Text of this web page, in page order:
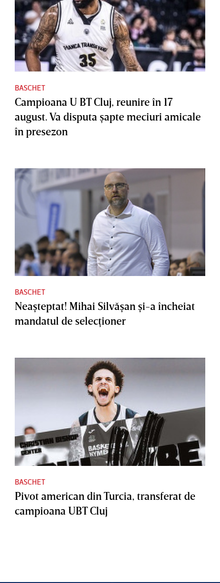
BASCHET
Campioana U BT Cluj, reunire în 17
august. Va disputa şapte meciuri amicale
în presezon
BASCHET
Neaşteptat! Mihai Silvăşan şi-a încheiat
mandatul de selecţioner
BASCHET
Pivot american din Turcia, transferat de
campioana UBT Cluj